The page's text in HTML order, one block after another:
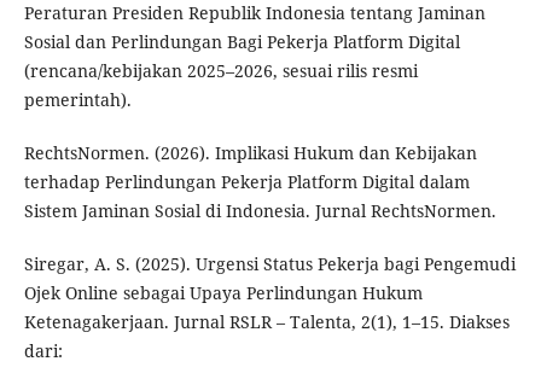
Peraturan Presiden Republik Indonesia tentang Jaminan
Sosial dan Perlindungan Bagi Pekerja Platform Digital
(rencana/kebijakan 2025–2026, sesuai rilis resmi
pemerintah).
RechtsNormen. (2026). Implikasi Hukum dan Kebijakan
terhadap Perlindungan Pekerja Platform Digital dalam
Sistem Jaminan Sosial di Indonesia. Jurnal RechtsNormen.
Siregar, A. S. (2025). Urgensi Status Pekerja bagi Pengemudi
Ojek Online sebagai Upaya Perlindungan Hukum
Ketenagakerjaan. Jurnal RSLR – Talenta, 2(1), 1–15. Diakses
dari: